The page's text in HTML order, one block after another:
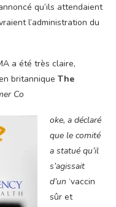
qu’ils attendaient
l’administration du
a été très claire,
britannique The
Co
oke, a déclaré
que le comité
a statué qu’il
s’agissait
d’un ‘vaccin
sûr et